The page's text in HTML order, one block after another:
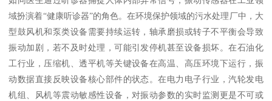
域扮演着“健康听诊器”的角色。在环境保护领域的污水处理厂中，大
型鼓风机和泵类设备需要持续运转，轴承磨损或转子不平衡会导致
振动加剧，若不及时处理，可能引发停机甚至设备损坏。在石油化
工行业，压缩机、透平机等关键设备在高温、高压环境下运行，振
动数据直接反映设备核心部件的状态。在电力电子行业，汽轮发电
机组、风机等震动敏感性设备，对振动参数的实时监测更是不可或